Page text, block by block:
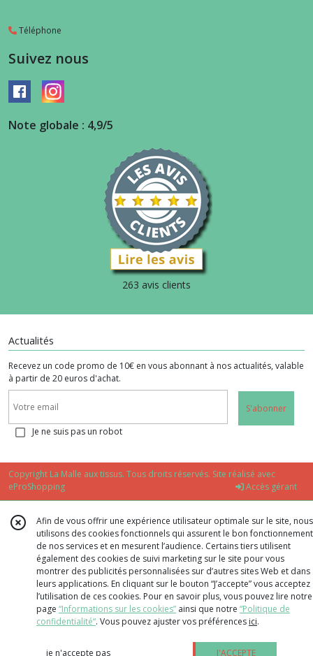
Téléphone
Suivez nous
Note globale : 4,9/5
263 avis clients
Actualités
Recevez un code promo de 10€ en vous abonnant à nos actualités, valable
à partir de 20 euros d'achat.
S'abonner
Je ne suis pas un robot
Copyright La Malle aux tissus. Tous droits réservés. Site réalisé avec
eProShopping
Accès gérant
Afin de vous offrir une expérience utilisateur optimale sur le site, nous
utilisons des cookies fonctionnels qui assurent le bon fonctionnement
de nos services et en mesurent l’audience. Certains tiers utilisent
également des cookies de suivi marketing sur le site pour vous
montrer des publicités personnalisées sur d’autres sites Web et dans
leurs applications. En cliquant sur le bouton “J’accepte” vous acceptez
l’utilisation de ces cookies. Pour en savoir plus, vous pouvez lire notre
page “Informations sur les cookies” ainsi que notre “Politique de
confidentialité“. Vous pouvez ajuster vos préférences ici.
je n'accepte pas J'ACCEPTE